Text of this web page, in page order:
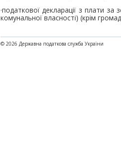
·податкової декларації з плати
комунальної власності) (крім
© 2026 Державна податкова служба України